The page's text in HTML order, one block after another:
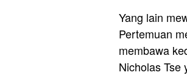
Yang lain
Pertemuan
membawa
Nicholas Tse